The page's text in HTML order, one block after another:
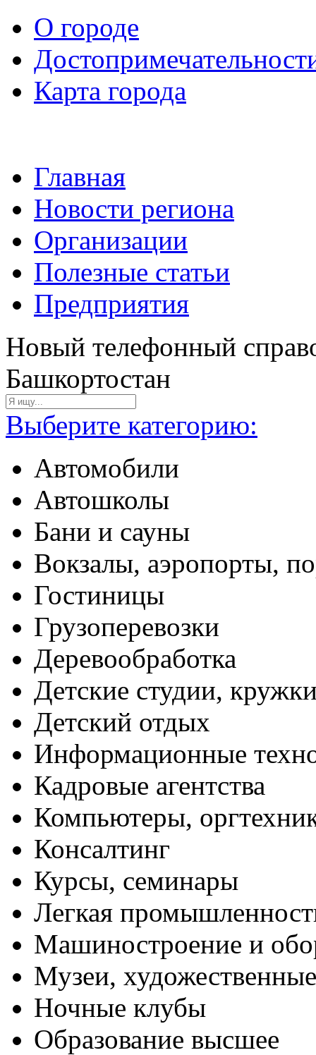
О городе
Карта города
Главная
Новости региона
Организации
Полезные статьи
Предприятия
Новый телефонный
Башкортостан
Выберите категорию:
Автомобили
Автошколы
Бани и сауны
Вокзалы, аэропорты,
Гостиницы
Грузоперевозки
Деревообработка
Детские студии,
Детский отдых
Информационные
Кадровые агентства
Компьютеры,
Консалтинг
Курсы, семинары
Легкая
Машиностроение и
Музеи,
Ночные клубы
Образование высшее